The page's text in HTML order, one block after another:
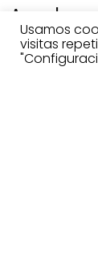
Usamos
visitas